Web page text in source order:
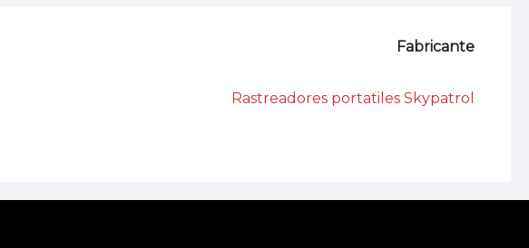
Fabricante
Rastreadores portatiles Skypatrol